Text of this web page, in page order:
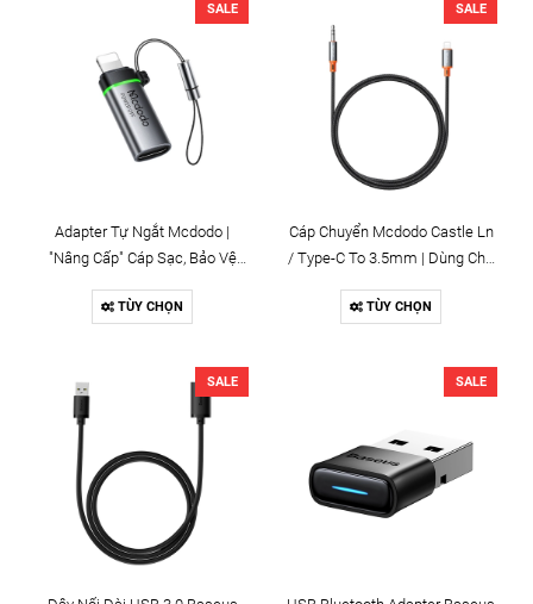
SALE
Adapter Tự Ngắt Mcdodo |
"Nâng Cấp" Cáp Sạc, Bảo Vệ
TÙY CHỌN
SALE
Cáp Chuyển Mcdodo Castle Ln
/ Type-C To 3.5mm | Dùng Cho
HiFi
TÙY CHỌN
SALE SALE